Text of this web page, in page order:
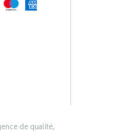
de qualité,